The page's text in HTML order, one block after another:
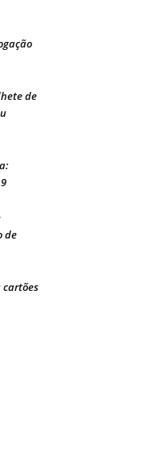
de
de
cartões